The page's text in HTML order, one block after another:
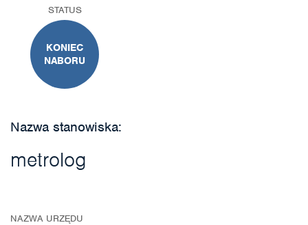
STATUS
KONIEC
NABORU
Nazwa stanowiska:
metrolog
NAZWA URZĘDU